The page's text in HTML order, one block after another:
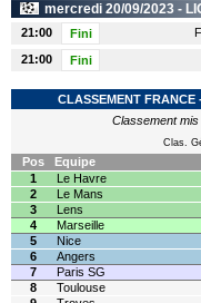
mercredi 20/09/2023 -
21:00 Fini
21:00
Fini
CLASSEMENT FRANCE
Classement
Clas.
Pos Equipe
1
Le Havre
2
Le Mans
3
Lens
4
Marseille
5
Nice
6
Angers
7
Paris SG
8
Toulouse